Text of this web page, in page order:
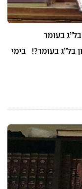
בעומר
בל”ג בעומר?! בימי